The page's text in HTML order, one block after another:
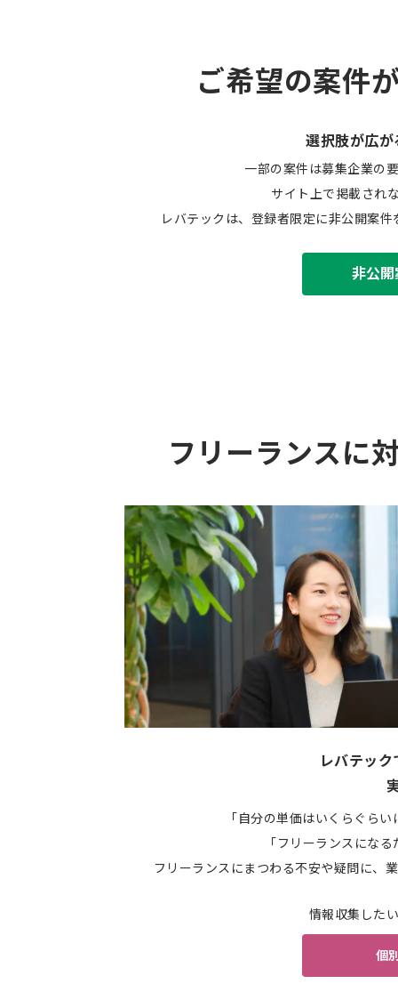
ご希望の案件
選択肢が広が
一部の案件は募集企業の
サイト上で掲載され
レバテックは、登録者限定に非公開案
非公
フリーランスに
レバテッ
「自分の単価はいくらぐら
「フリーランスにな
フリーランスにまつわる不安や疑問に、
情報収集した
個